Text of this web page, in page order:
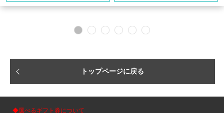
トップページに戻る
◆選べるギフト券について